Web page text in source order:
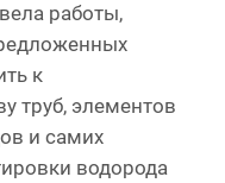
работы,
к
труб, элементов
и самих
водорода